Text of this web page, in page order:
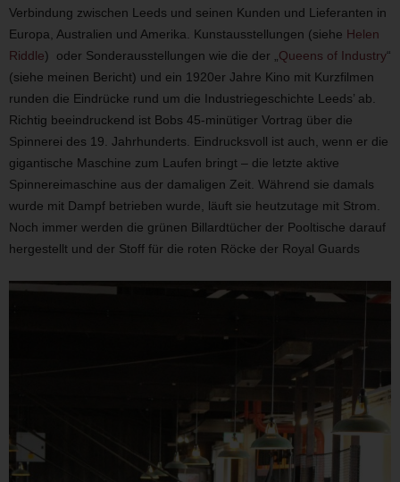
Verbindung zwischen Leeds und seinen Kunden und Lieferanten in
Europa, Australien und Amerika. Kunstausstellungen (siehe Helen
Riddle) oder Sonderausstellungen wie die der „Queens of Industry“
(siehe meinen Bericht) und ein 1920er Jahre Kino mit Kurzfilmen
runden die Eindrücke rund um die Industriegeschichte Leeds’ ab.
Richtig beeindruckend ist Bobs 45-minütiger Vortrag über die
Spinnerei des 19. Jahrhunderts. Eindrucksvoll ist auch, wenn er die
gigantische Maschine zum Laufen bringt – die letzte aktive
Spinnereimaschine aus der damaligen Zeit. Während sie damals
wurde mit Dampf betrieben wurde, läuft sie heutzutage mit Strom.
Noch immer werden die grünen Billardtücher der Pooltische darauf
hergestellt und der Stoff für die roten Röcke der Royal Guards